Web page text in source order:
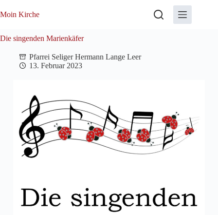
Inhalt
Moin Kirche
Die singenden Marienkäfer
Pfarrei Seliger Hermann Lange Leer
13. Februar 2023